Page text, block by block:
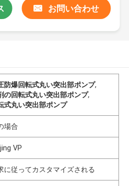
お問い合わせ
防爆回転式丸い突出部ポンプ,
の回転式丸い突出部ポンプ,
式丸い突出部ポンプ
場合
VP
に従ってカスタマイズされる